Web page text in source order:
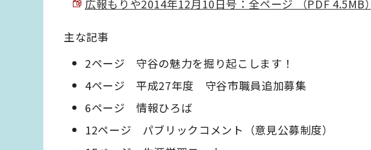
広報もりや2014年12月10日号：全ページ （PDF 4.5MB）
主な記事
2ページ 守谷の魅力を掘り起こします！
4ページ 平成27年度 守谷市職員追加募集
6ページ 情報ひろば
12ページ パブリックコメント（意見公募制度）